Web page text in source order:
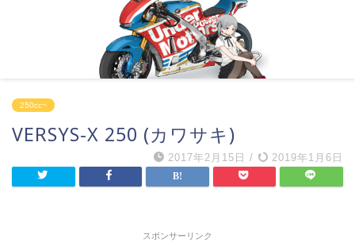
250cc~
VERSYS-X 250 (カワサキ)
2017年2月15日 / 2019年1月6日
スポンサーリンク